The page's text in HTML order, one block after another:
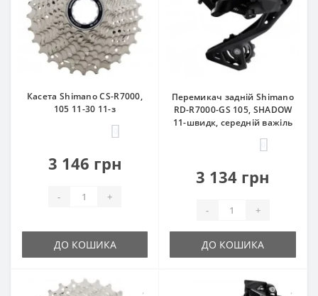
Касета Shimano CS-R7000,
105 11-30 11-з
3 146 грн
- +
ДО КОШИКА
Перемикач задній Shimano
RD-R7000-GS 105, SHADOW
11-швидк, середній важіль
3 134 грн
- +
ДО КОШИКА